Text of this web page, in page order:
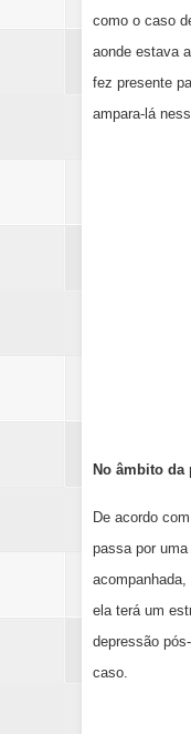
como o caso
aonde estava
fez presente
ampara-lá
No âmbito
De acordo
passa por
ela terá um
depressão
caso.